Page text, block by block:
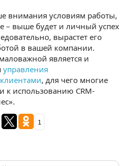
внимания условиям работы,
– выше будет и личный успех
вырастет его
в вашей компании.
является и
управления
, для чего многие
к использованию CRM-
1